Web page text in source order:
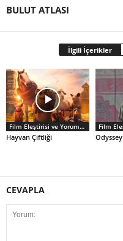
BULUT ATLASI
İlgili İçerikler
Film Eleştirisi ve Yorumlar
Hayvan Çiftliği Odyssey
CEVAPLA